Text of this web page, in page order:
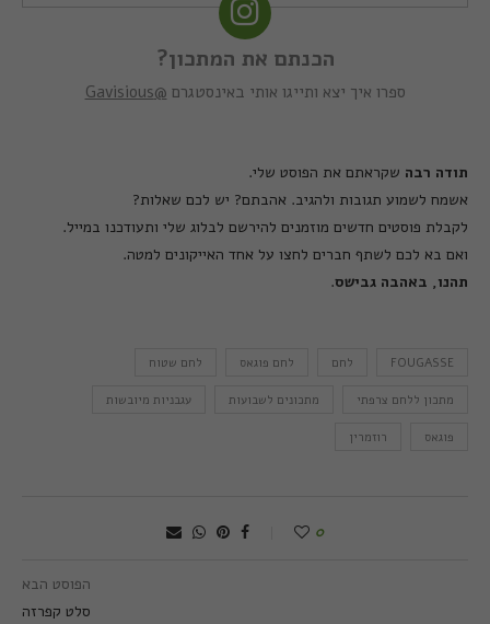
הכנתם את המתכון?
ספרו איך יצא ותייגו אותי באינסטגרם @Gavisious
תודה רבה שקראתם את הפוסט שלי.
אשמח לשמוע תגובות ולהגיב. אהבתם? יש לכם שאלות?
לקבלת פוסטים חדשים מוזמנים להירשם לבלוג שלי ותעודכנו במייל.
ואם בא לכם לשתף חברים לחצו על אחד האייקונים למטה.
תהנו, באהבה גבישס.
FOUGASSE לחם לחם פוגאס לחם שטוח
מתכון ללחם צרפתי מתכונים לשבועות עגבניות מיובשות
פוגאס רוזמרין
0
הפוסט הבא
סלט קפרזה